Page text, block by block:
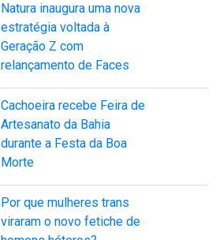
Natura inaugura uma nova
estratégia voltada à
Geração Z com
relançamento de Faces
Cachoeira recebe Feira de
Artesanato da Bahia
durante a Festa da Boa
Morte
Por que mulheres trans
viraram o novo fetiche de